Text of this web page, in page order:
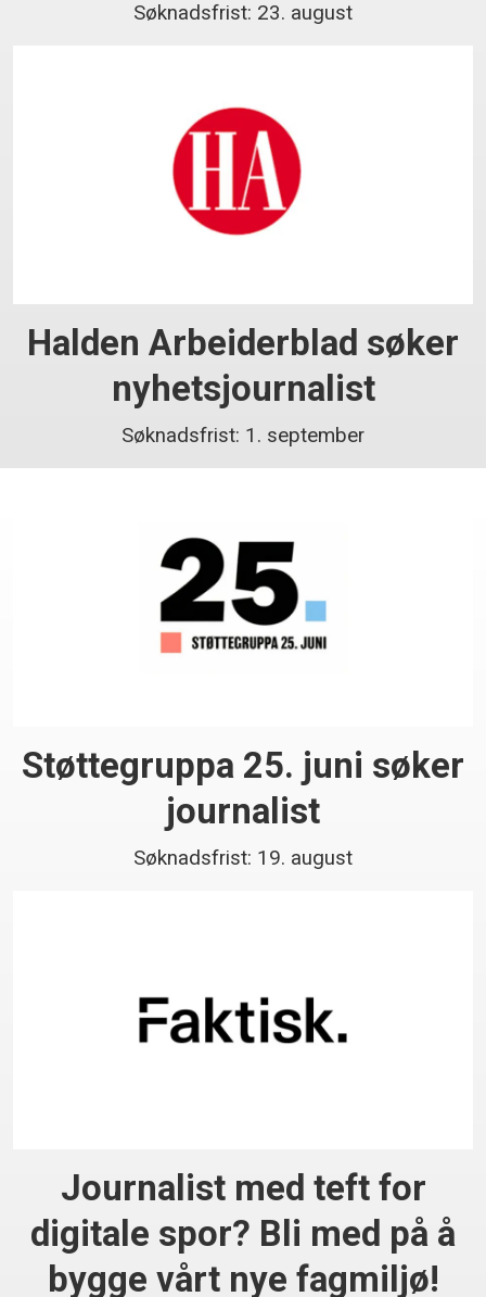
Søknadsfrist: 23. august
Halden Arbeiderblad søker
nyhetsjournalist
Søknadsfrist: 1. september
Støttegruppa 25. juni søker
journalist
Søknadsfrist: 19. august
Journalist med teft for
digitale spor? Bli med på å
bygge vårt nye fagmiljø!